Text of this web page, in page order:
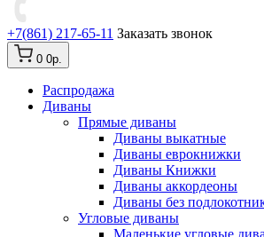
+7(861) 217-65-11 Заказать звонок
0 0р.
Распродажа
Диваны
Прямые диваны
Диваны выкатные
Диваны еврокнижки
Диваны Книжки
Диваны аккордеоны
Диваны без
Угловые диваны
Маленькие угловые